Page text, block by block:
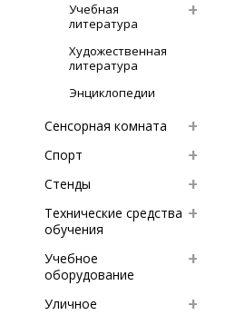
Учебная
литература
Художественная
литература
Энциклопедии
Сенсорная комната
Спорт
Стенды
Технические средства
обучения
Учебное
оборудование
Уличное